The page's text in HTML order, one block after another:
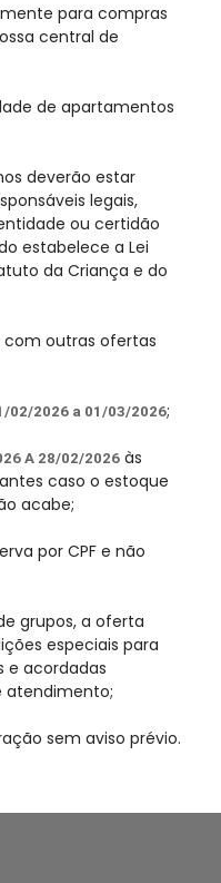
para compras
central de
de apartamentos
deverão estar
legais,
ou certidão
estabelece a Lei
da Criança e do
outras ofertas
02/2026 a 01/03/2026;
A 28/02/2026 às
caso o estoque
acabe;
por CPF e não
grupos, a oferta
especiais para
e acordadas
atendimento;
sem aviso prévio.